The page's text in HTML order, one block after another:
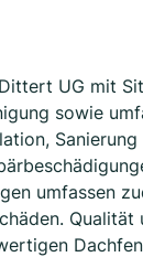
UG mit
sowie
umfassen
Qualität